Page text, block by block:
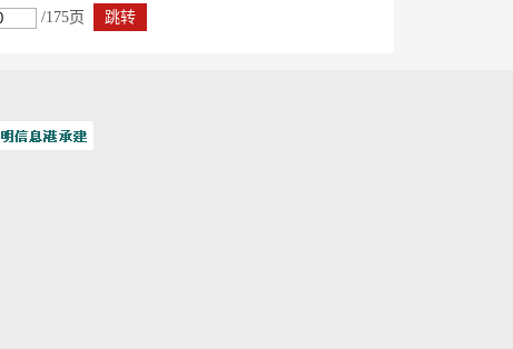
/175页 跳转